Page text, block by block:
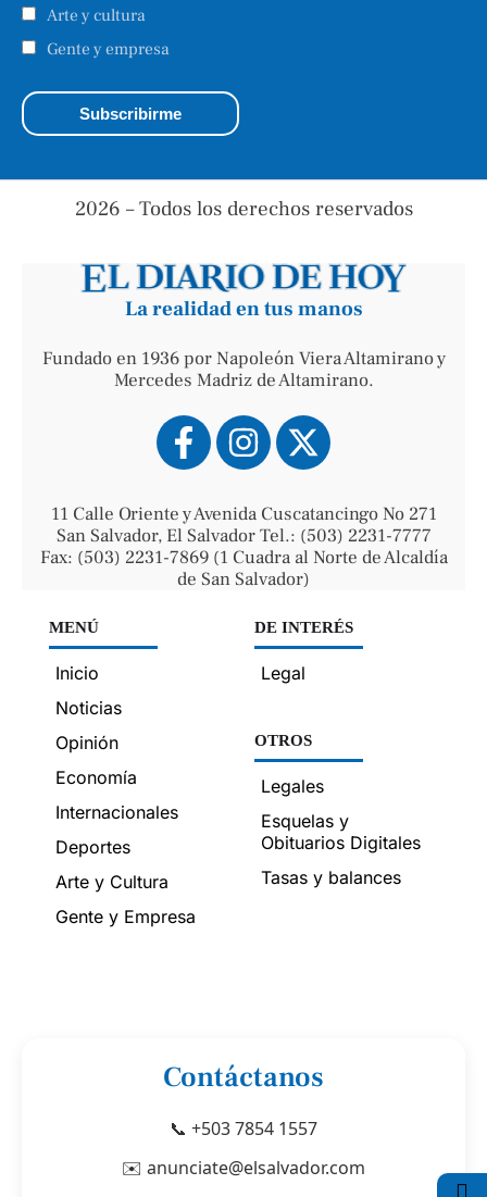
Arte y cultura
Gente y empresa
2026 – Todos los derechos reservados
La realidad en tus manos
Fundado en 1936 por Napoleón Viera Altamirano y
Mercedes Madriz de Altamirano.
11 Calle Oriente y Avenida Cuscatancingo No 271
San Salvador, El Salvador Tel.: (503) 2231-7777
Fax: (503) 2231-7869 (1 Cuadra al Norte de Alcaldía
de San Salvador)
MENÚ
Inicio
Noticias
Opinión
Economía
Internacionales
Deportes
Arte y Cultura
Gente y Empresa
DE INTERÉS
Legal
OTROS
Legales
Esquelas y
Obituarios Digitales
Tasas y balances
Contáctanos
📞 +503 7854 1557
✉️ anunciate@elsalvador.com